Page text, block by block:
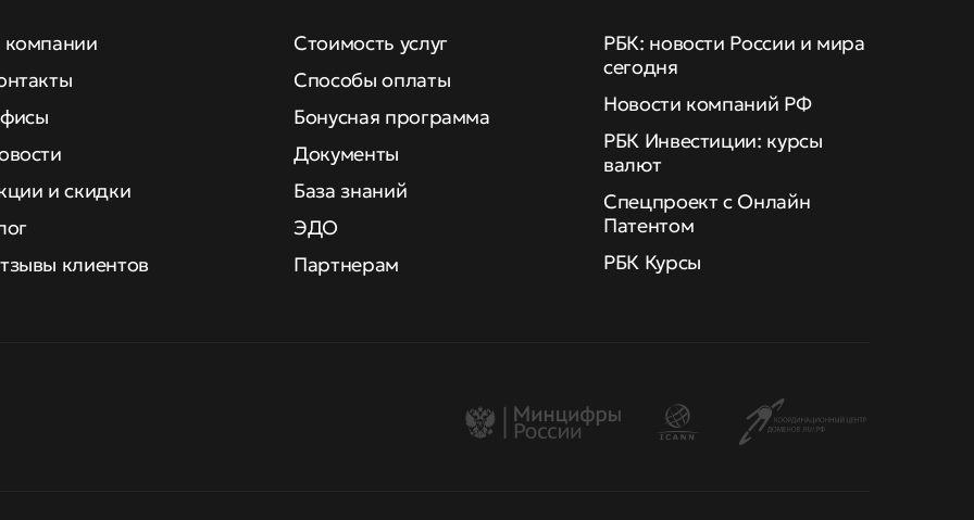
и скидки
клиентов
Стоимость услуг
Способы оплаты
Бонусная программа
Документы
База знаний
ЭДО
Партнерам
РБК: новости России и мира
сегодня
Новости компаний РФ
РБК Инвестиции: курсы
валют
Спецпроект с Онлайн
Патентом
РБК Курсы